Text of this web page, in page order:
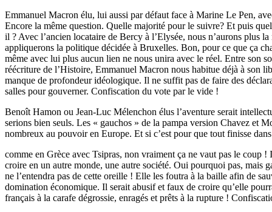
Emmanuel Macron élu, lui aussi par défaut face à Marine Le Pen,
Encore la même question. Quelle majorité pour le suivre? Et puis
il ? Avec l’ancien locataire de Bercy à l’Elysée, nous n’aurons plus
appliquerons la politique décidée à Bruxelles. Bon, pour ce que ça
même avec lui plus aucun lien ne nous unira avec le réel. Entre son
réécriture de l’Histoire, Emmanuel Macron nous habitue déjà à son
manque de profondeur idéologique. Il ne suffit pas de faire des
salles pour gouverner. Confiscation du vote par le vide !
Benoît Hamon ou Jean-Luc Mélenchon élus l’aventure serait
serions bien seuls. Les « gauchos » de la pampa version Chavez et
nombreux au pouvoir en Europe. Et si c’est pour que tout finisse
comme en Grèce avec Tsipras, non vraiment ça ne vaut pas le coup !
croire en un autre monde, une autre société. Oui pourquoi pas, mais
ne l’entendra pas de cette oreille ! Elle les foutra à la baille afin de
domination économique. Il serait abusif et faux de croire qu’elle
français à la carafe dégrossie, enragés et prêts à la rupture !